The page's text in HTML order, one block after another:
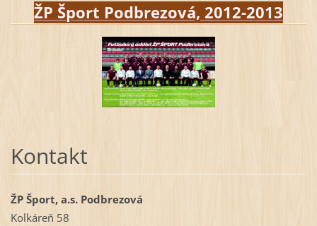
ŽP Šport Podbrezová, 2012-2013
Kontakt
ŽP Šport, a.s. Podbrezová
Kolkáreň 58